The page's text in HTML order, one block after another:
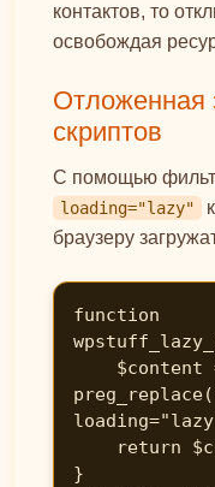
контактов, то
освобождая
Отложенная
скриптов
С помощью
loading="lazy"
браузеру
function
}